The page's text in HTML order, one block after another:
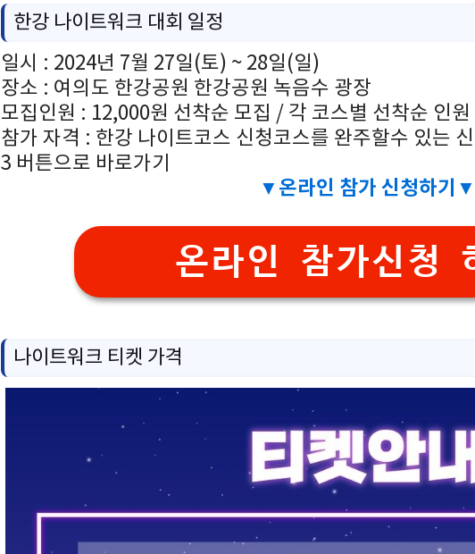
한강 나이트워크 대회 일정
일시 : 2024년 7월 27일(토) ~ 28일(일)
장소 : 여의도 한강공원 한강공원 녹음수 광장
모집인원 : 12,000원 선착순 모집 / 각 코스별 선착순 인원
참가 자격 : 한강 나이트코스 신청코스를 완주할수 있는
3 버튼으로 바로가기
▼온라인 참가 신청하기▼
온라인 참가신청
나이트워크 티켓 가격